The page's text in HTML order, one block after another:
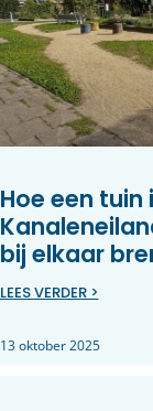
Hoe een tuin
bij elkaar
LEES VERDER >
13 oktober 2025